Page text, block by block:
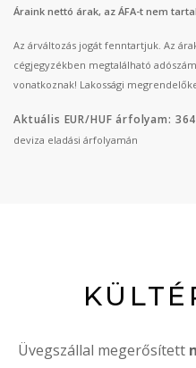
Áraink nettó árak, az ÁFA-t nem
Az árváltozás jogát fenntartjuk. Az
cégjegyzékben megtalálható
vonatkoznak! Lakossági
Aktuális EUR/HUF árfolyam:
deviza eladási árfolyamán
Üvegszállal megerősített